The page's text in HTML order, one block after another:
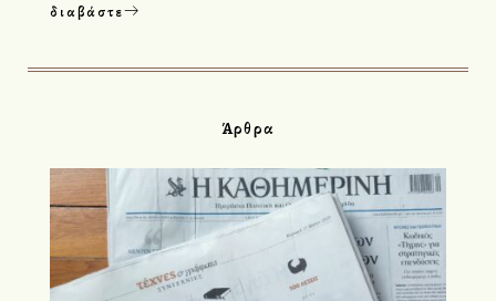
διαβάστε
Άρθρα